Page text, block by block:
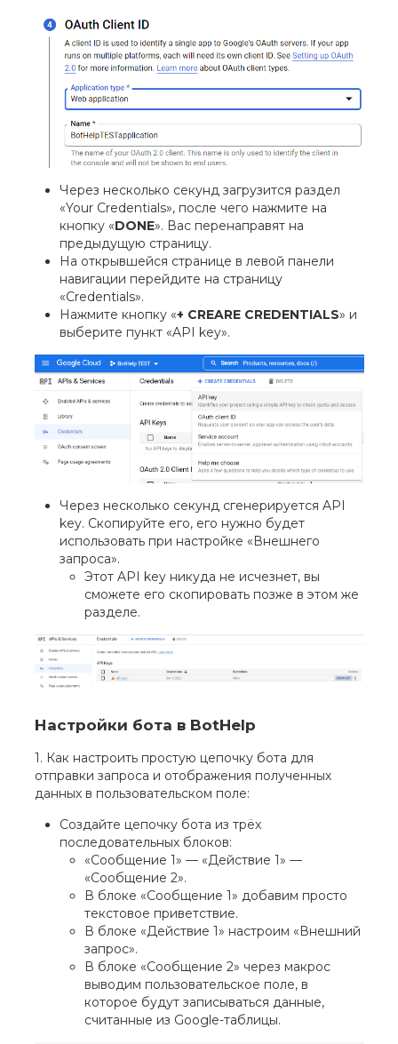
Через несколько секунд загрузится раздел
«Your Credentials», после чего нажмите на
кнопку «DONE». Вас перенаправят на
предыдущую страницу.
На открывшейся странице в левой панели
навигации перейдите на страницу
«Credentials».
Нажмите кнопку «+ CREARE CREDENTIALS» и
выберите пункт «API key».
Через несколько секунд сгенерируется API
key. Скопируйте его, его нужно будет
использовать при настройке «Внешнего
запроса».
Этот API key никуда не исчезнет, вы
сможете его скопировать позже в этом же
разделе.
Настройки бота в BotHelp
1. Как настроить простую цепочку бота для
отправки запроса и отображения полученных
данных в пользовательском поле:
Создайте цепочку бота из трёх
последовательных блоков:
«Сообщение 1» — «Действие 1» —
«Сообщение 2».
В блоке «Сообщение 1» добавим просто
текстовое приветствие.
В блоке «Действие 1» настроим «Внешний
запрос».
В блоке «Сообщение 2» через макрос
выводим пользовательское поле, в
которое будут записываться данные,
считанные из Google-таблицы.